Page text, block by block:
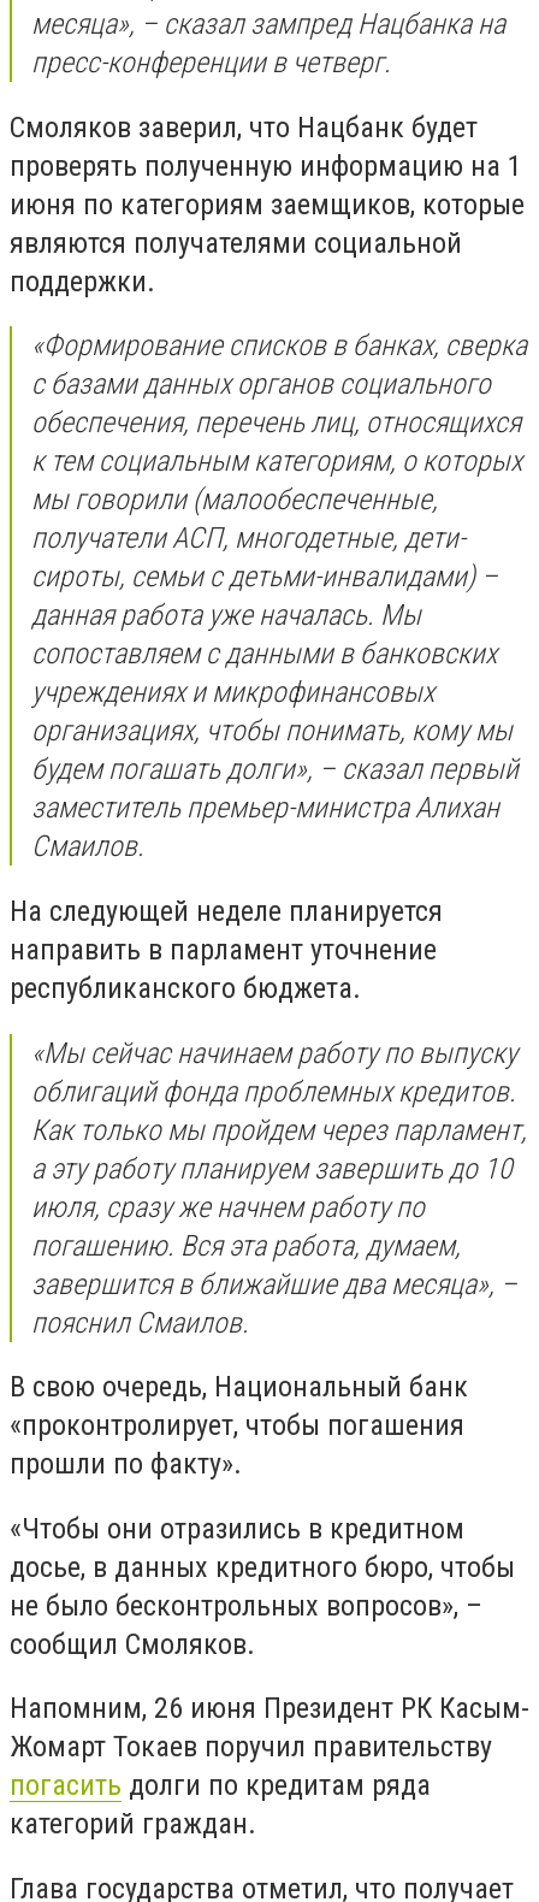
месяца», – сказал зампред Нацбанка на
пресс-конференции в четверг.
Смоляков заверил, что Нацбанк будет
проверять полученную информацию на 1
июня по категориям заемщиков, которые
являются получателями социальной
поддержки.
«Формирование списков в банках, сверка
с базами данных органов социального
обеспечения, перечень лиц, относящихся
к тем социальным категориям, о которых
мы говорили (малообеспеченные,
получатели АСП, многодетные, дети-
сироты, семьи с детьми-инвалидами) –
данная работа уже началась. Мы
сопоставляем с данными в банковских
учреждениях и микрофинансовых
организациях, чтобы понимать, кому мы
будем погашать долги», – сказал первый
заместитель премьер-министра Алихан
Смаилов.
На следующей неделе планируется
направить в парламент уточнение
республиканского бюджета.
«Мы сейчас начинаем работу по выпуску
облигаций фонда проблемных кредитов.
Как только мы пройдем через парламент,
а эту работу планируем завершить до 10
июля, сразу же начнем работу по
погашению. Вся эта работа, думаем,
завершится в ближайшие два месяца», –
пояснил Смаилов.
В свою очередь, Национальный банк
«проконтролирует, чтобы погашения
прошли по факту».
«Чтобы они отразились в кредитном
досье, в данных кредитного бюро, чтобы
не было бесконтрольных вопросов», –
сообщил Смоляков.
Напомним, 26 июня Президент РК Касым-
Жомарт Токаев поручил правительству
погасить долги по кредитам ряда
категорий граждан.
Глава государства отметил, что получает